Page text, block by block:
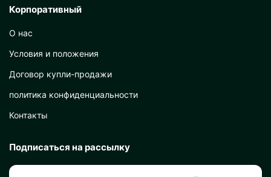
Корпоративный
О нас
Условия и положения
Договор купли-продажи
политика конфиденциальности
Контакты
Подписаться на рассылку